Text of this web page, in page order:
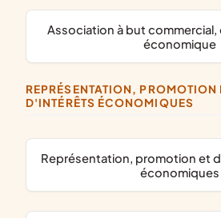
association à but commercial, développement
économique
REPRÉSENTATION, PROMOTION ET DÉFENSE
D'INTÉRÊTS ÉCONOMIQUES
représentation, promotion et défense d'intérêts
économiques